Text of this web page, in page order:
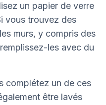
un papier de verre
vous trouvez des
murs, y compris des
les avec du
complétez un de ces
être lavés